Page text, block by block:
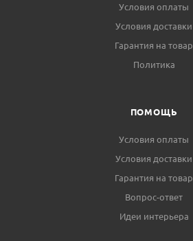
Условия оплаты
Условия доставки
Гарантия на товар
Политика
ПОМОЩЬ
Условия оплаты
Условия доставки
Гарантия на товар
Вопрос-ответ
Идеи интерьера